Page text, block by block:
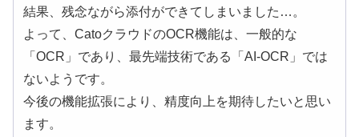
結果、残念ながら添付ができてしまいました…。
よって、CatoクラウドのOCR機能は、一般的な
「OCR」であり、最先端技術である「AI-OCR」では
ないようです。
今後の機能拡張により、精度向上を期待したいと思い
ます。